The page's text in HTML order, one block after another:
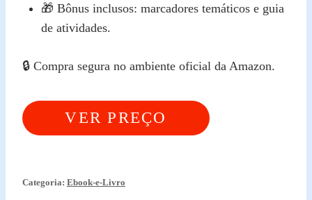
🎁 Bônus inclusos: marcadores temáticos e guia
de atividades.
🔒 Compra segura no ambiente oficial da Amazon.
VER PREÇO
Categoria: Ebook-e-Livro